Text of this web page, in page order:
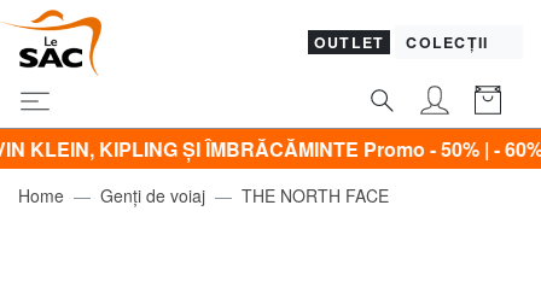
OUTLET COLECȚII
KIPLING ŞI ÎMBRĂCĂMINTE Promo - 50% | - 60% | - 70%
Home Genți de voiaj THE NORTH FACE